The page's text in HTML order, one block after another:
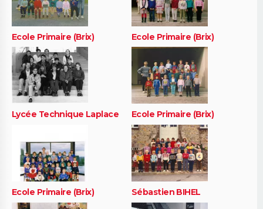
Ecole Primaire (Brix) Ecole Primaire (Brix)
Lycée Technique Laplace Ecole Primaire (Brix)
Ecole Primaire (Brix) Sébastien BIHEL